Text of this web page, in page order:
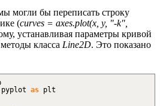
могли бы переписать строку
(curves = axes.plot(x, y, "-k",
устанавливая параметры кривой
класса Line2D. Это показано
pyplot as plt